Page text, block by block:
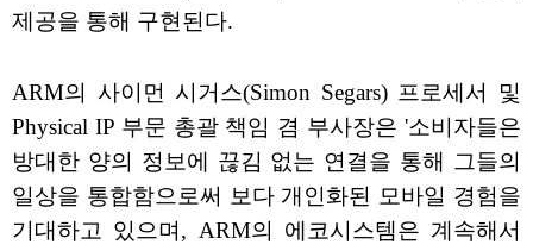
제공을 통해 구현된다.
ARM의 사이먼 시거스(Simon Segars) 프로세서 및
Physical IP 부문 총괄 책임 겸 부사장은 '소비자들은
방대한 양의 정보에 끊김 없는 연결을 통해 그들의
일상을 통합함으로써 보다 개인화된 모바일 경험을
기대하고 있으며, ARM의 에코시스템은 계속해서